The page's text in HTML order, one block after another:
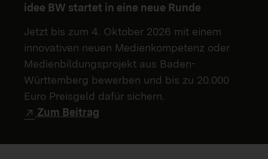
idee BW startet in eine neue Runde
Jetzt bis zum 4. Oktober 2026 mit einem
innovativen neuen Medienkompetenz oder
Medienbildungsprojekt aus Baden-
Württemberg bewerben und bis zu 20.000
Euro Preisgeld dafür sichern.
Zum Beitrag